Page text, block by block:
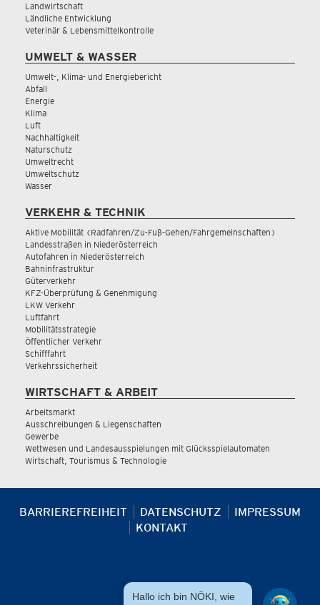
Landwirtschaft
Ländliche Entwicklung
Veterinär & Lebensmittelkontrolle
UMWELT & WASSER
Umwelt-, Klima- und Energiebericht
Abfall
Energie
Klima
Luft
Nachhaltigkeit
Naturschutz
Umweltrecht
Umweltschutz
Wasser
VERKEHR & TECHNIK
Aktive Mobilität (Radfahren/Zu-Fuß-Gehen/Fahrgemeinschaften)
Landesstraßen in Niederösterreich
Autofahren in Niederösterreich
Bahninfrastruktur
Güterverkehr
KFZ-Überprüfung & Genehmigung
LKW Verkehr
Luftfahrt
Mobilitätsstrategie
Öffentlicher Verkehr
Schifffahrt
Verkehrssicherheit
WIRTSCHAFT & ARBEIT
Arbeitsmarkt
Ausschreibungen & Liegenschaften
Gewerbe
Wettwesen und Landesausspielungen mit Glücksspielautomaten
Wirtschaft, Tourismus & Technologie
BARRIEREFREIHEIT DATENSCHUTZ
IMPRESSUM
KONTAKT
Hallo ich bin NÖKI, wie